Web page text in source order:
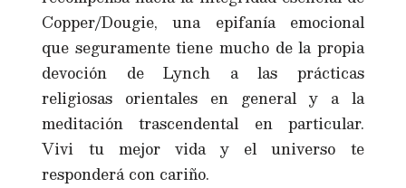
Copper/Dougie, una epifanía emocional
que seguramente tiene mucho de la propia
devoción de Lynch a las prácticas
religiosas orientales en general y a la
meditación trascendental en particular.
Vivi tu mejor vida y el universo te
responderá con cariño.